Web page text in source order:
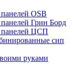
OSB
Грин Борд
панелей ЦСП
сип
руками